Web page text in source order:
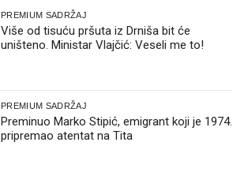
PREMIUM SADRŽAJ
Više od tisuću pršuta iz Drniša bit će
uništeno. Ministar Vlajčić: Veseli me to!
PREMIUM SADRŽAJ
Preminuo Marko Stipić, emigrant koji je 1974.
pripremao atentat na Tita